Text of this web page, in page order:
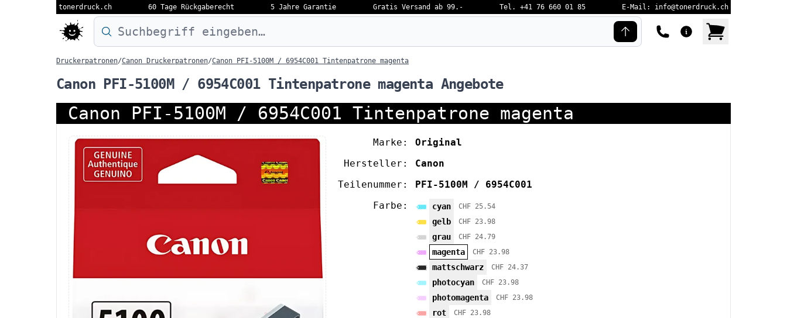
tonerdruck.ch 60 Tage Rückgaberecht 5 Jahre Garantie Gratis Versand ab 99.- Tel. +41 76 660 01 85 E-Mail: info@tonerdruck.ch
Druckermodell oder Produktnamen eingeben…
Druckerpatronen/Canon Druckerpatronen/Canon PFI-5100M / 6954C001 Tintenpatrone magenta
Canon PFI-5100M / 6954C001 Tintenpatrone magenta Angebote
Canon PFI-5100M / 6954C001 Tintenpatrone magenta
Marke:
Original
Hersteller:
Canon
Teilenummer:
PFI-5100M / 6954C001
Farbe:
cyan CHF 25.54
gelb CHF 23.98
grau CHF 24.79
magenta CHF 23.98
mattschwarz CHF 24.37
photocyan CHF 23.98
photomagenta CHF 23.98
rot CHF 23.98